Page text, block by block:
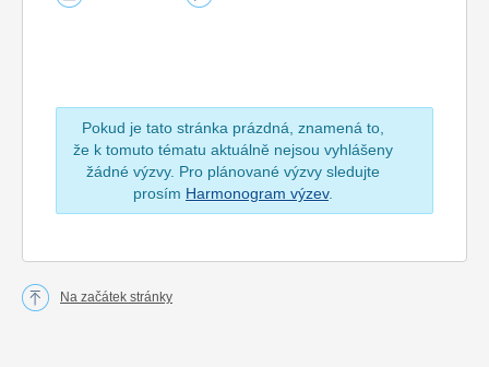
Pokud je tato stránka prázdná, znamená to,
že k tomuto tématu aktuálně nejsou vyhlášeny
žádné výzvy. Pro plánované výzvy sledujte
prosím Harmonogram výzev.
Na začátek stránky